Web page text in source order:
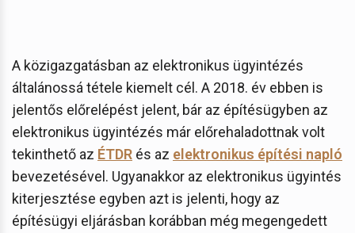
A közigazgatásban az elektronikus ügyintézés
általánossá tétele kiemelt cél. A 2018. év ebben is
jelentős előrelépést jelent, bár az építésügyben az
elektronikus ügyintézés már előrehaladottnak volt
tekinthető az ÉTDR és az elektronikus építési napló
bevezetésével. Ugyanakkor az elektronikus ügyintés
kiterjesztése egyben azt is jelenti, hogy az
építésügyi eljárásban korábban még megengedett